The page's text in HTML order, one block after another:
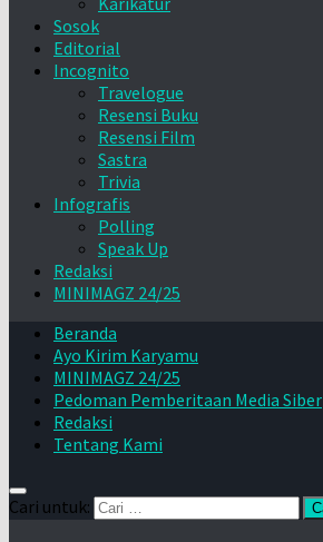
Sosok
Editorial
Incognito
Travelogue
Resensi Buku
Resensi Film
Sastra
Trivia
Infografis
Polling
Speak Up
Redaksi
MINIMAGZ 24/25
Beranda
Ayo Kirim Karyamu
MINIMAGZ 24/25
Pedoman Pemberitaan Media Siber
Redaksi
Tentang Kami
Cari untuk: